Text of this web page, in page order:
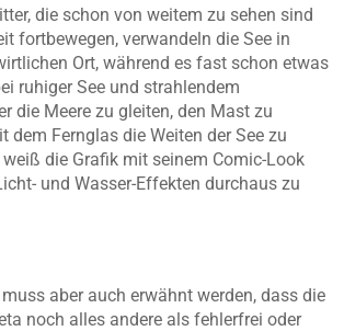
die schon von weitem zu sehen sind
fortbewegen, verwandeln die See in
Ort, während es fast schon etwas
ruhiger See und strahlendem
die Meere zu gleiten, den Mast zu
dem Fernglas die Weiten der See zu
die Grafik mit seinem Comic-Look
und Wasser-Effekten durchaus zu
aber auch erwähnt werden, dass die
noch alles andere als fehlerfrei oder